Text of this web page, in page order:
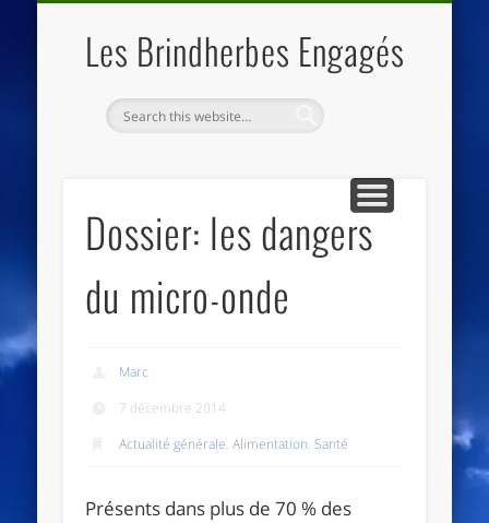
Les Brindherbes Engagés
Dossier: les dangers
du micro-onde
Marc
7 décembre 2014
Actualité générale,Alimentation,Santé
Présents dans plus de 70 % des